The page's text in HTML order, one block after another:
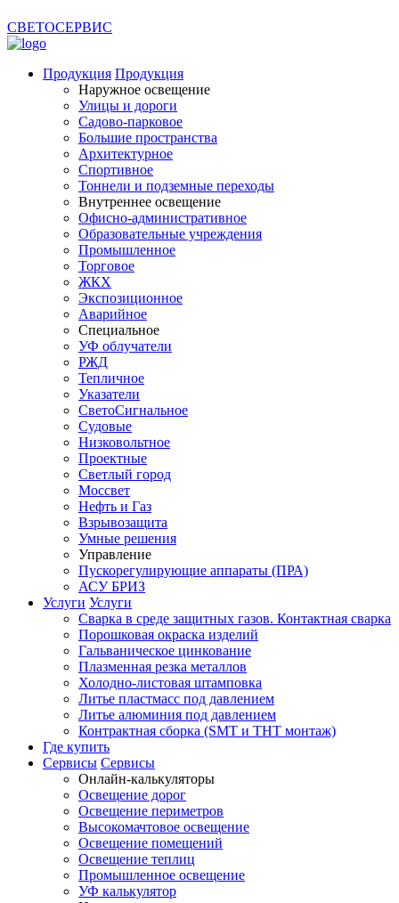
СВЕТОСЕРВИС
Продукция Продукция
Наружное освещение
Улицы и дороги
Садово-парковое
Большие пространства
Архитектурное
Спортивное
Тоннели и подземные переходы
Внутреннее освещение
Офисно-административное
Образовательные учреждения
Промышленное
Торговое
ЖКХ
Экспозиционное
Аварийное
Специальное
УФ облучатели
РЖД
Тепличное
Указатели
СветоСигнальное
Судовые
Низковольтное
Проектные
Светлый город
Моссвет
Нефть и Газ
Взрывозащита
Умные решения
Управление
Пускорегулирующие аппараты (ПРА)
АСУ БРИЗ
Услуги Услуги
Сварка в среде защитных газов. Контактная сварка
Порошковая окраска изделий
Гальваническое цинкование
Плазменная резка металлов
Холодно-листовая штамповка
Литье пластмасс под давлением
Литье алюминия под давлением
Контрактная сборка (SMT и THT монтаж)
Где купить
Сервисы Сервисы
Онлайн-калькуляторы
Освещение дорог
Освещение периметров
Высокомачтовое освещение
Освещение помещений
Освещение теплиц
Промышленное освещение
УФ калькулятор